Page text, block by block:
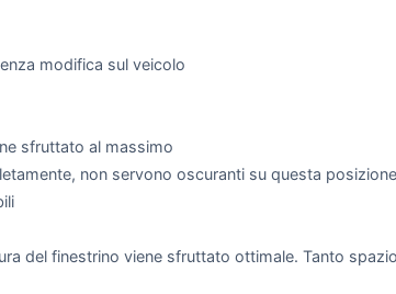
modifica sul veicolo
sfruttato al massimo
non servono oscuranti su questa posizione
del finestrino viene sfruttato ottimale. Tanto